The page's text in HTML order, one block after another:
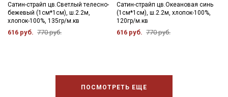
Сатин-страйп цв.Светлый телесно-
бежевый (1см*1см), ш.2.2м,
хлопок-100%, 135гр/м.кв
616 руб. 770 руб.
Сатин-страйп цв.Океановая синь
(1см*1см), ш.2.2м, хлопок-100%,
120гр/м.кв
616 руб. 770 руб.
ПОСМОТРЕТЬ ЕЩЕ